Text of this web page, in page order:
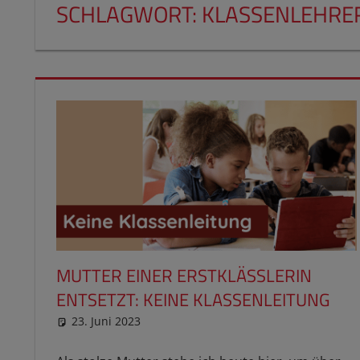
SCHLAGWORT:
MUTTER EINER ERSTKLÄSSLERIN
ENTSETZT: KEINE KLASSENLEITUNG
23. Juni 2023